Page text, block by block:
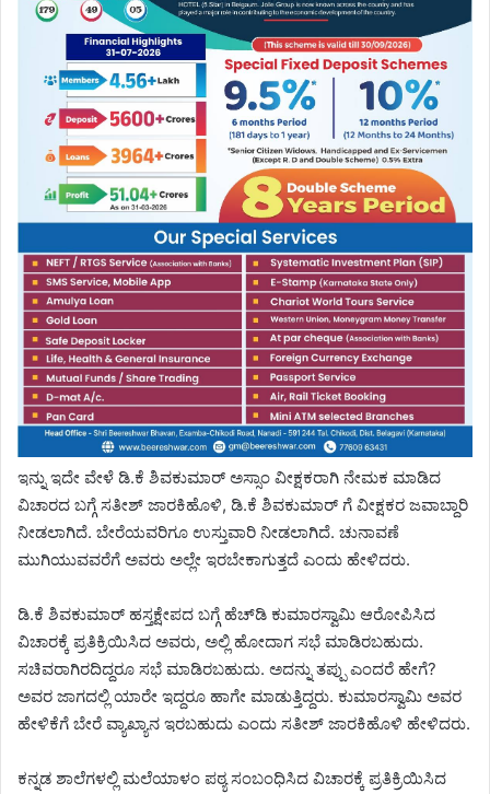
ಇನ್ನು ಇದೇ ವೇಳೆ ಡಿ.ಕೆ ಶಿವಕುಮಾರ್ ಅಸ್ಸಾಂ ವೀಕ್ಷಕರಾಗಿ ನೇಮಕ ಮಾಡಿದ
ವಿಚಾರದ ಬಗ್ಗೆ ಸತೀಶ್ ಜಾರಕಿಹೊಳಿ, ಡಿ.ಕೆ ಶಿವಕುಮಾರ್ ಗೆ ವೀಕ್ಷಕರ ಜವಾಬ್ದಾರಿ
ನೀಡಲಾಗಿದೆ. ಬೇರೆಯವರಿಗೂ ಉಸ್ತುವಾರಿ ನೀಡಲಾಗಿದೆ. ಚುನಾವಣೆ
ಮುಗಿಯುವವರೆಗೆ ಅವರು ಅಲ್ಲೇ ಇರಬೇಕಾಗುತ್ತದೆ ಎಂದು ಹೇಳಿದರು.
ಡಿ.ಕೆ ಶಿವಕುಮಾ‌ರ್ ಹಸ್ತಕ್ಷೇಪದ ಬಗ್ಗೆ ಹೆಚ್‌ಡಿ ಕುಮಾರಸ್ವಾಮಿ ಆರೋಪಿಸಿದ
ವಿಚಾರಕ್ಕೆ ಪ್ರತಿಕ್ರಿಯಿಸಿದ ಅವರು, ಅಲ್ಲಿ ಹೋದಾಗ ಸಭೆ ಮಾಡಿರಬಹುದು.
ಸಚಿವರಾಗಿರದಿದ್ದರೂ ಸಭೆ ಮಾಡಿರಬಹುದು. ಅದನ್ನು ತಪ್ಪು ಎಂದರೆ ಹೇಗೆ?
ಅವರ ಜಾಗದಲ್ಲಿ ಯಾರೇ ಇದ್ದರೂ ಹಾಗೇ ಮಾಡುತ್ತಿದ್ದರು. ಕುಮಾರಸ್ವಾಮಿ ಅವರ
ಹೇಳಿಕೆಗೆ ಬೇರೆ ವ್ಯಾಖ್ಯಾನ ಇರಬಹುದು ಎಂದು ಸತೀಶ್ ಜಾರಕಿಹೊಳಿ ಹೇಳಿದರು.
ಕನ್ನಡ ಶಾಲೆಗಳಲ್ಲಿ ಮಲೆಯಾಳಂ ಪಠ್ಯ ಸಂಬಂಧಿಸಿದ ವಿಚಾರಕ್ಕೆ ಪ್ರತಿಕ್ರಿಯಿಸಿದ